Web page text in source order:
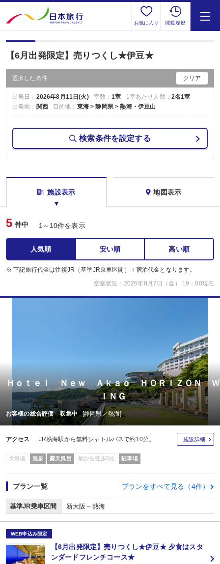
お気に入り 閲覧履歴
【6月出発限定】売りつくし★伊豆★
選択した条件 クリア
出発日： 2026年8月11日(火) 室数：1室 1室あたり人数： 2名1室
出発地： 関西 目的地： 東海 > 静岡県 > 熱海・伊豆山
検索条件を設定する
施設表示 地図表示
5 件中 1～10件を表示
人気順 安い順 高い順
※ 下記旅行代金は往復JR（基準JR乗車区間）＋宿泊代金となります。
空室状況：2026年8月7日（金） 19：00現在
Ｈｏｔｅｌ Ｎｅｗ Ａｋａｏ ＨＯＲＩＺＯＮ Ｗ
ＩＮＧ
お客様の総合評価 収集中 [静岡県／熱海]
アクセス JR熱海駅から無料シャトルバスで約10分。 施設詳細
大浴場 温泉 露天風呂 駅から徒歩5分 駐車場
プラン一覧 プランをすべて見る（4件）
基準JR乗車区間 新大阪～熱海
WEB申込み限定
【6月出発限定】売りつくし★伊豆★ 夕食はスタ
ンダードフレンチコース★